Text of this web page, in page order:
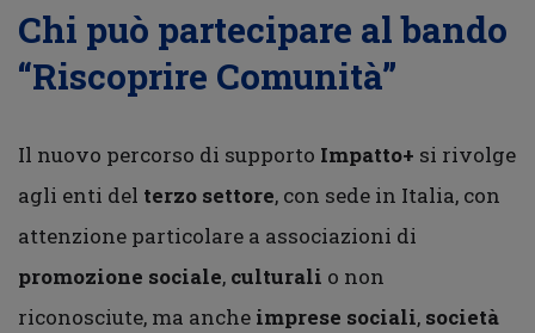
Chi può partecipare al bando
“Riscoprire Comunità”
Il nuovo percorso di supporto Impatto+ si rivolge
agli enti del terzo settore, con sede in Italia, con
attenzione particolare a associazioni di
promozione sociale, culturali o non
riconosciute, ma anche imprese sociali, società